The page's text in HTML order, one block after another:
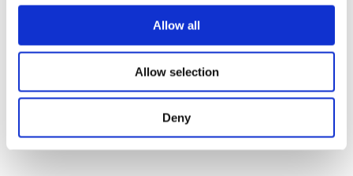
Allow all
Allow selection
Deny
Творческий вечер
Наше спецпредложение
Применить